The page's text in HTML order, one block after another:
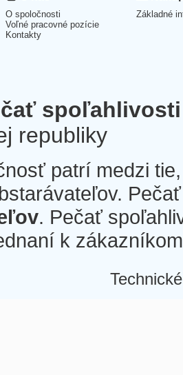
O spoločnosti
Voľné pracovné pozície
Kontakty
Základné
spoľahlivosti
republiky
patrí medzi
. Pečať
k